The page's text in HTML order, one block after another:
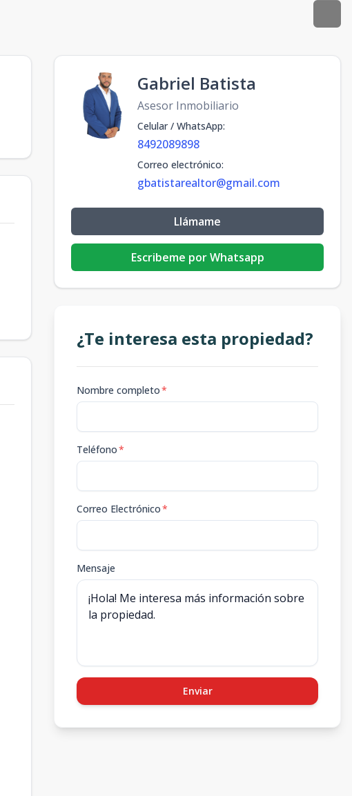
Gabriel Batista
Asesor Inmobiliario
Celular / WhatsApp:
8492089898
Correo electrónico:
gbatistarealtor@gmail.com
Llámame
Escribeme por Whatsapp
¿Te interesa esta propiedad?
Nombre completo*
Teléfono*
Correo Electrónico*
Mensaje
Enviar